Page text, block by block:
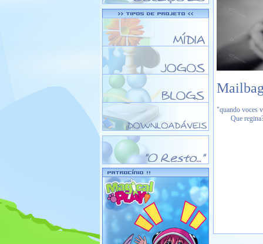
"quando voces
Que